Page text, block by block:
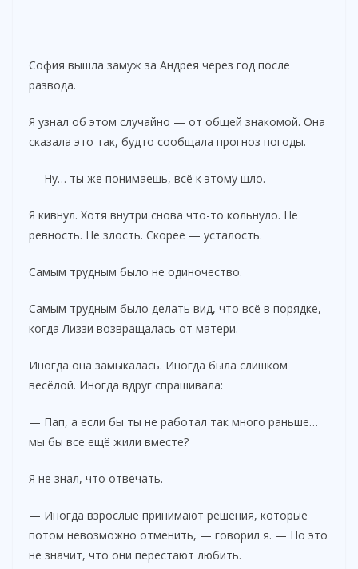
София вышла замуж за Андрея через год после
развода.
Я узнал об этом случайно — от общей знакомой. Она
сказала это так, будто сообщала прогноз погоды.
— Ну… ты же понимаешь, всё к этому шло.
Я кивнул. Хотя внутри снова что-то кольнуло. Не
ревность. Не злость. Скорее — усталость.
Самым трудным было не одиночество.
Самым трудным было делать вид, что всё в порядке,
когда Лиззи возвращалась от матери.
Иногда она замыкалась. Иногда была слишком
весёлой. Иногда вдруг спрашивала:
— Пап, а если бы ты не работал так много раньше…
мы бы все ещё жили вместе?
Я не знал, что отвечать.
— Иногда взрослые принимают решения, которые
потом невозможно отменить, — говорил я. — Но это
не значит, что они перестают любить.